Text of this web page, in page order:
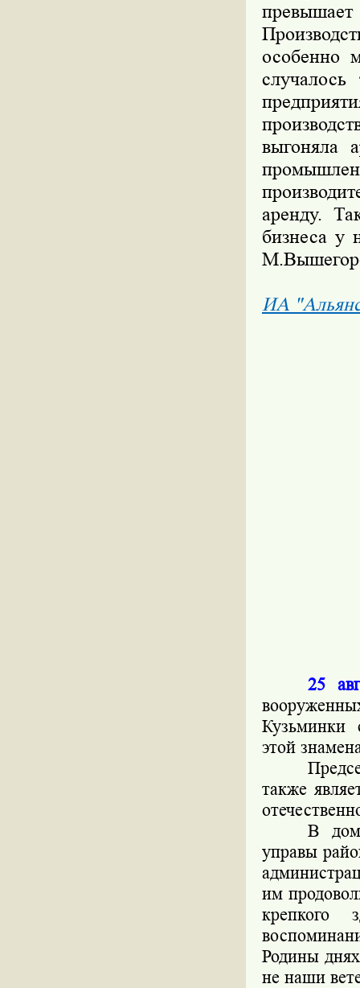
особенно
выгоняла
аренду.
бизнеса у
ИА
25
Кузьминки
этой
также
В
управы
им
крепкого
Родины
не наши